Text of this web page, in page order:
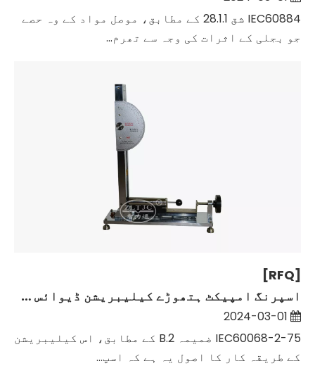
IEC60884 شق 28.1.1 کے مطابق، موصل مواد کے وہ حصے
جو بجلی کے اثرات کی وجہ سے تھرم...
[RFQ]
اسپرنگ امپیکٹ ہتھوڑے کیلیبریشن ڈیوائس کے انشانکن کا طریقہ
IEC60068-2-75 ضمیمہ B.2 کے مطابق، اس کیلیبریشن
کے طریقہ کار کا اصول یہ ہے کہ اسپ...